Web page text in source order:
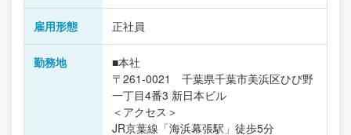
雇用形態 正社員
勤務地
■本社
〒261-0021 千葉県千葉市美浜区ひび野
一丁目4番3 新日本ビル
＜アクセス＞
JR京葉線「海浜幕張駅」徒歩5分